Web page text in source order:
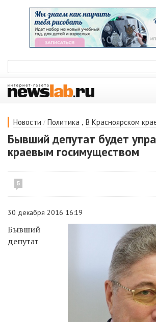
Новости / Политика , В Красноярском
Бывший депутат будет
краевым госимуществом
5
30 декабря 2016 16:19
Бывший
депутат